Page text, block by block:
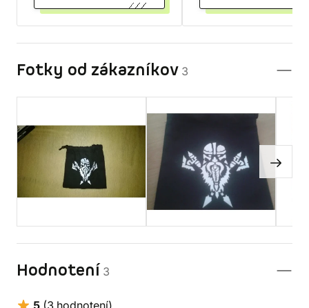
Fotky od zákazníkov 3
Hodnotení 3
5 (3 hodnotení)